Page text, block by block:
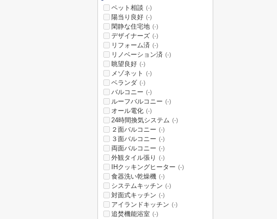
ペット相談 (-)
陽当り良好 (-)
閑静な住宅地 (-)
デザイナーズ (-)
リフォーム済 (-)
リノベーション済 (-)
眺望良好 (-)
メゾネット (-)
ベランダ (-)
バルコニー (-)
ルーフバルコニー (-)
オール電化 (-)
24時間換気システム (-)
２面バルコニー (-)
３面バルコニー (-)
両面バルコニー (-)
外観タイル張り (-)
IHクッキングヒーター (-)
食器洗い乾燥機 (-)
システムキッチン (-)
対面式キッチン (-)
アイランドキッチン (-)
追焚機能浴室 (-)